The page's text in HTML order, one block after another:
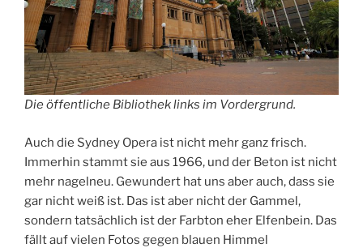
Die öffentliche Bibliothek links im Vordergrund.
Auch die Sydney Opera ist nicht mehr ganz frisch.
Immerhin stammt sie aus 1966, und der Beton ist nicht
mehr nagelneu. Gewundert hat uns aber auch, dass sie
gar nicht weiß ist. Das ist aber nicht der Gammel,
sondern tatsächlich ist der Farbton eher Elfenbein. Das
fällt auf vielen Fotos gegen blauen Himmel